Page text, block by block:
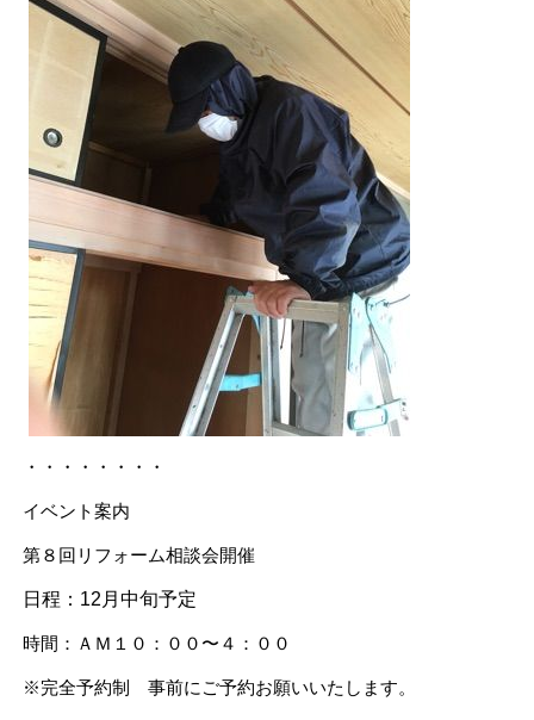
・・・・・・・・
イベント案内
第８回リフォーム相談会開催
日程：12月中旬予定
時間：ＡＭ１０：００〜４：００
※完全予約制 事前にご予約お願いいたします。